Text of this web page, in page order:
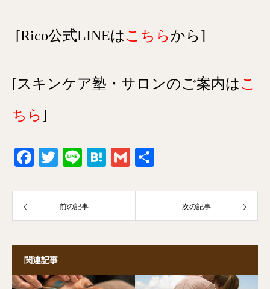
[Rico公式LINEはこちらから]
[スキンケア塾・サロンのご案内はこ
ちら]
Facebook
TwitterLineHatenaGmail
前の記事 次の記事
関連記事